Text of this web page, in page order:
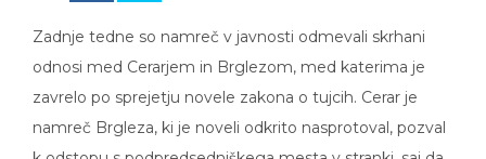
Zadnje tedne so namreč v javnosti odmevali skrhani
odnosi med Cerarjem in Brglezom, med katerima je
zavrelo po sprejetju novele zakona o tujcih. Cerar je
namreč Brgleza, ki je noveli odkrito nasprotoval, pozval